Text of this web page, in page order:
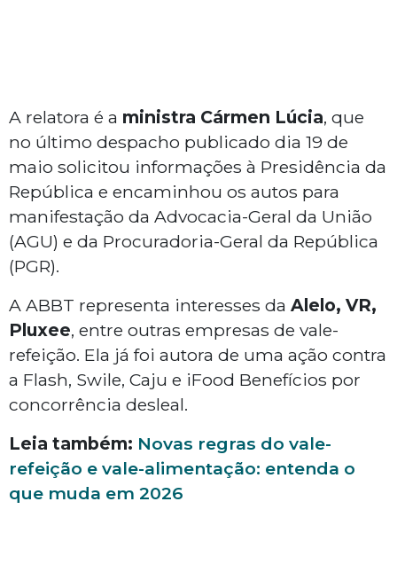
A relatora é a ministra Cármen Lúcia, que
no último despacho publicado dia 19 de
maio solicitou informações à Presidência da
República e encaminhou os autos para
manifestação da Advocacia-Geral da União
(AGU) e da Procuradoria-Geral da República
(PGR).
A ABBT representa interesses da Alelo, VR,
Pluxee, entre outras empresas de vale-
refeição. Ela já foi autora de uma ação contra
a Flash, Swile, Caju e iFood Benefícios por
concorrência desleal.
Leia também: Novas regras do vale-
refeição e vale-alimentação: entenda o
que muda em 2026